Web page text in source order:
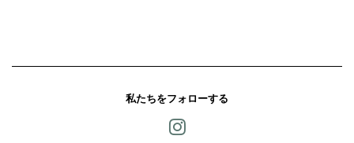
私たちをフォローする